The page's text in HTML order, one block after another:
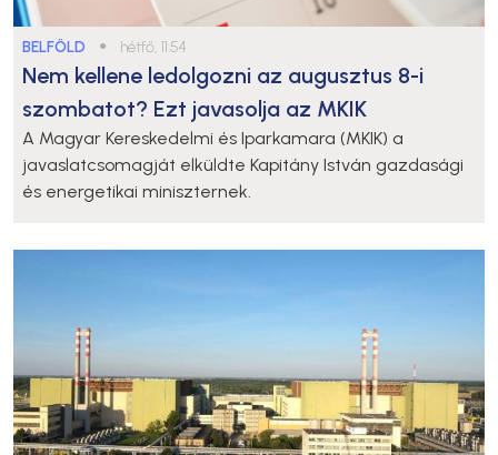
BELFÖLD ● hétfő, 11:54
Nem kellene ledolgozni az augusztus 8-i
szombatot? Ezt javasolja az MKIK
A Magyar Kereskedelmi és Iparkamara (MKIK) a
javaslatcsomagját elküldte Kapitány István gazdasági
és energetikai miniszternek.